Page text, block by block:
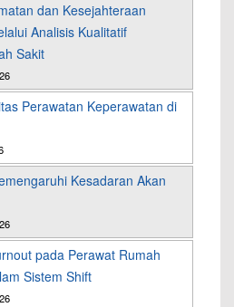
dan Kesejahteraan
Analisis Kualitatif
Sakit
Perawatan Keperawatan di
Kesadaran Akan
pada Perawat Rumah
Sistem Shift